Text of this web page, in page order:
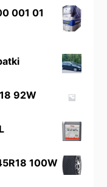
001 01
92W
100W